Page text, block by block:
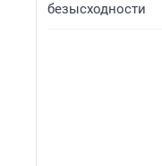
безысходности